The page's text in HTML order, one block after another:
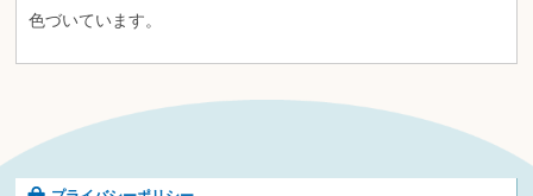
色づいています。